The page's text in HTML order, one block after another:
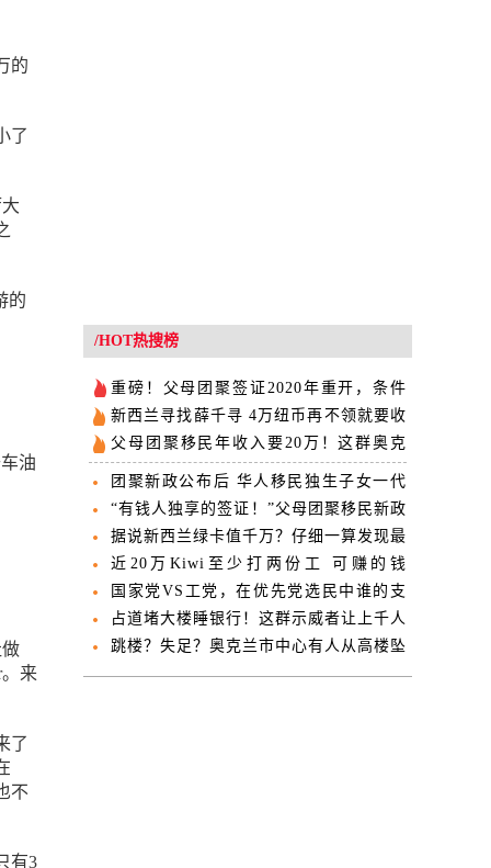
的
了
的
油
来
了
不
有3
/HOT热搜榜
重磅！父母团聚签证2020年重开，条件
是…
新西兰寻找薛千寻 4万纽币再不领就要收
走了
父母团聚移民年收入要20万！这群奥克
兰人竟轻松达标了...
团聚新政公布后 华人移民独生子女一代
最受伤！
“有钱人独享的签证！”父母团聚移民新政
遭炮轰
据说新西兰绿卡值千万？仔细一算发现最
有价值的是…
近20万Kiwi至少打两份工 可赚的钱
却……
国家党VS工党，在优先党选民中谁的支
持率更高？
占道堵大楼睡银行！这群示威者让上千人
不能正常上班
跳楼？失足？奥克兰市中心有人从高楼坠
亡